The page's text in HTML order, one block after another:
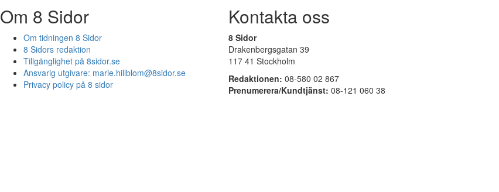
Om 8 Sidor
Om tidningen 8 Sidor
8 Sidors redaktion
Tillgänglighet på 8sidor.se
Ansvarig utgivare: marie.hillblom@8sidor.se
Privacy policy på 8 sidor
Kontakta oss
8 Sidor
Drakenbergsgatan 39
117 41 Stockholm
Redaktionen: 08-580 02 867
Prenumerera/Kundtjänst: 08-121 060 38